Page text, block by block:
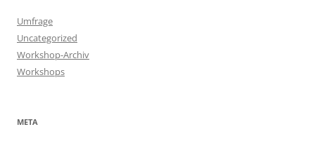
Umfrage
Uncategorized
Workshop-Archiv
Workshops
META